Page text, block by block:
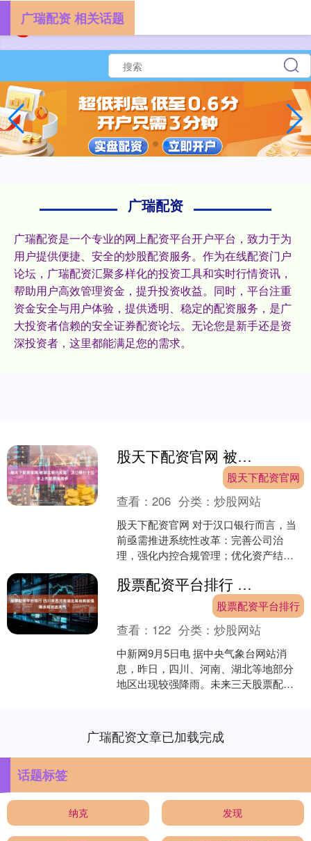
广瑞配资
广瑞配资是一个专业的网上配资平台开户平台，致力于为
用户提供便捷、安全的炒股配资服务。作为在线配资门户
论坛，广瑞配资汇聚多样化的投资工具和实时行情资讯，
帮助用户高效管理资金，提升投资收益。同时，平台注重
资金安全与用户体验，提供透明、稳定的配资服务，是广
大投资者信赖的安全证券配资论坛。无论您是新手还是资
深投资者，这里都能满足您的需求。
广瑞配资 相关话题
股天下配资官网 被湖北银行反超！汉口银行十五年上市路原地踏步
股天下配资官网
查看：206 分类：炒股网站
股天下配资官网 对于汉口银行而言，当
前亟需推进系统性改革：完善公司治
理，强化内控合规管理；优化资产结
补充渠道，稳定股东信心；转....
股票配资平台排行 四川陕西河南湖北等地有较强降水和对流天气
股票配资平台排行
查看： 122 分类：炒股网站
中新网9月5日电 据中央气象台网站消
息，昨日，四川、河南、湖北等地部分
地区出现较强降雨。未来三天股票配资
广瑞配资文章已加载完成
话题标签
纳克 发现